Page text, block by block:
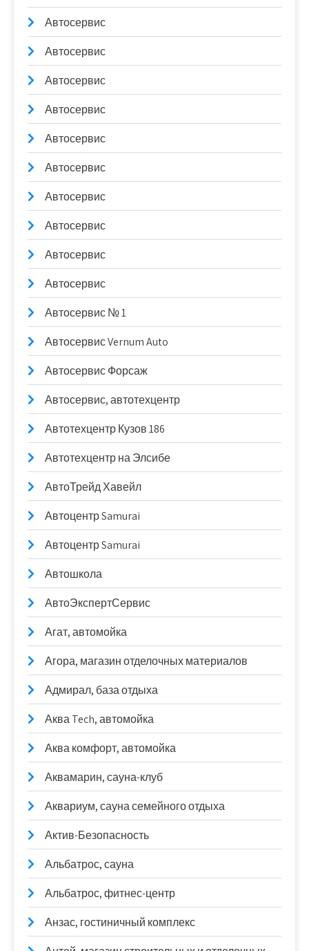
Автосервис
Автосервис
Автосервис
Автосервис
Автосервис
Автосервис
Автосервис
Автосервис
Автосервис
Автосервис
Автосервис № 1
Автосервис Vernum Auto
Автосервис Форсаж
Автосервис, автотехцентр
Автотехцентр Кузов 186
Автотехцентр на Элсибе
АвтоТрейд Хавейл
Автоцентр Samurai
Автоцентр Samurai
Автошкола
АвтоЭкспертСервис
Агат, автомойка
Агора, магазин отделочных материалов
Адмирал, база отдыха
Аква Tech, автомойка
Аква комфорт, автомойка
Аквамарин, сауна-клуб
Аквариум, сауна семейного отдыха
Актив-Безопасность
Альбатрос, сауна
Альбатрос, фитнес-центр
Анзас, гостиничный комплекс